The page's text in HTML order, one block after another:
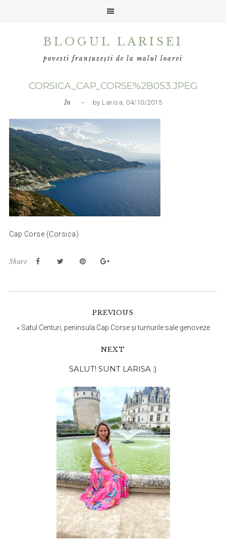
BLOGUL LARISEI
povesti franțuzești de la malul loarei
CORSICA_CAP_CORSE%2B053.JPEG
In • by Larisa, 04/10/2015
Cap Corse (Corsica)
Share
PREVIOUS
« Satul Centuri, peninsula Cap Corse și turnurile sale genoveze
NEXT
principală
SALUT! SUNT LARISA :)